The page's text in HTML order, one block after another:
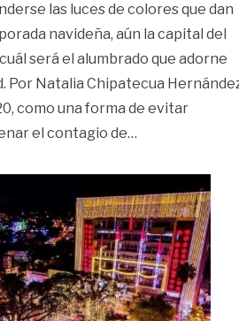
las luces de colores que dan
navideña, aún la capital del
será el alumbrado que adorne
Por Natalia Chipatecua
como una forma de evitar
el contagio de…